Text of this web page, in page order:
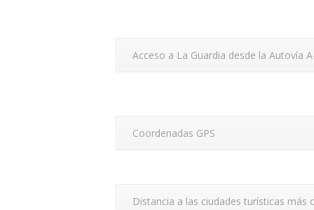
Acceso a La Guardia desde la Autovía
Coordenadas GPS
Distancia a las ciudades turísticas más